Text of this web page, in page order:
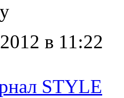
в 11:22
STYLE